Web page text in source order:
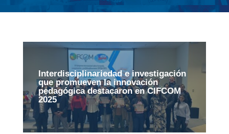
Interdisciplinariedad e investigación
que promueven la innovación
pedagógica destacaron en CIFCOM
2025